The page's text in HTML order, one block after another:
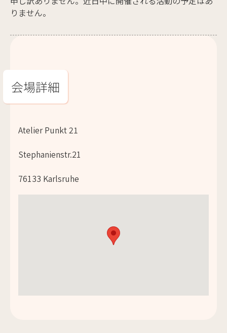
りません。
会場詳細
Atelier Punkt 21
Stephanienstr.21
76133 Karlsruhe